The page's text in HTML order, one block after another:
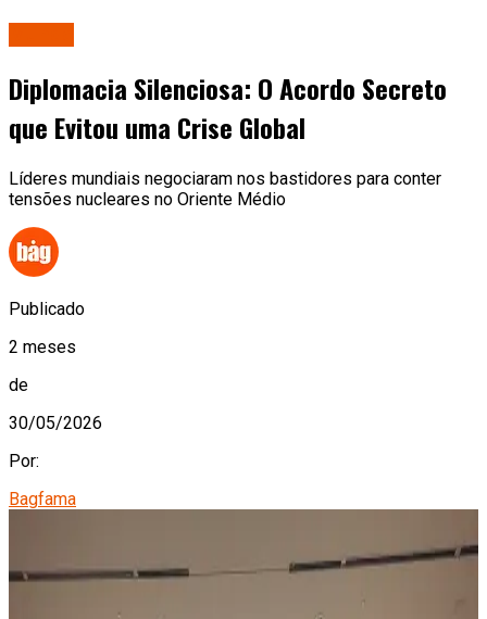
Diplomacia Silenciosa: O Acordo Secreto
que Evitou uma Crise Global
Líderes mundiais negociaram nos bastidores para conter
tensões nucleares no Oriente Médio
Publicado
2 meses
de
30/05/2026
Por:
Bagfama